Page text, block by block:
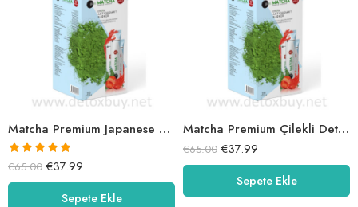
Matcha Premium Japanese Detox Çay – Çilek Aromalı
5 üzerinden
5.00oy aldı
€65.00 €37.99
Sepete Ekle
Matcha Premium Çilekli Detox Çay
€65.00 €37.99
Sepete Ekle